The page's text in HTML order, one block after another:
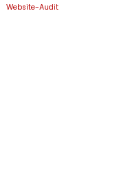
Website-Audit